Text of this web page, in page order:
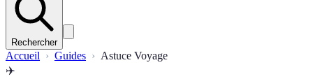
Rechercher
Accueil Guides
Astuce Voyage
✈️